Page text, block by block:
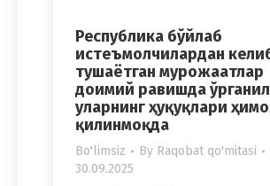
Республика бўйлаб
истеъмолчилардан
тушаётган мурожаатлар
доимий равишда
уларнинг ҳуқуқлари
қилинмоқда
Bo'limsiz By Raqobat qo'mitasi
30.09.2025